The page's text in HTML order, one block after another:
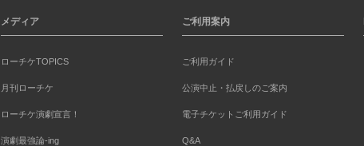
メディア
ローチケTOPICS
月刊ローチケ
ローチケ演劇宣言！
演劇最強論-ing
ご利用案内
ご利用ガイド
公演中止・払戻しのご案内
電子チケットご利用ガイド
Q&A